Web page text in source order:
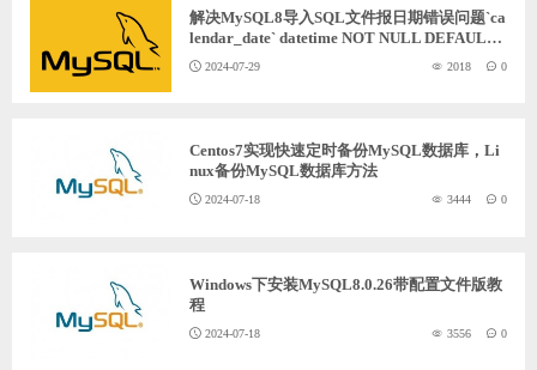
登录
解决MySQL8导入SQL文件报日期错误问题`ca
lendar_date` datetime NOT NULL DEFAULT
'0000-00-00 00:00:00'
2024-07-29 2018 0
Centos7实现快速定时备份MySQL数据库，Li
nux备份MySQL数据库方法
2024-07-18 3444 0
Windows下安装MySQL8.0.26带配置文件版教
程
2024-07-18 3556 0